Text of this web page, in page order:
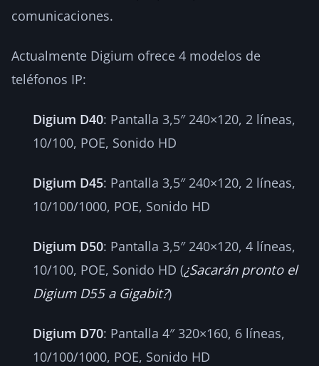
comunicaciones.
Actualmente Digium ofrece 4 modelos de
teléfonos IP:
Digium D40: Pantalla 3,5″ 240×120, 2 líneas,
10/100, POE, Sonido HD
Digium D45: Pantalla 3,5″ 240×120, 2 líneas,
10/100/1000, POE, Sonido HD
Digium D50: Pantalla 3,5″ 240×120, 4 líneas,
10/100, POE, Sonido HD (¿Sacarán pronto el
Digium D55 a Gigabit?)
Digium D70: Pantalla 4″ 320×160, 6 líneas,
10/100/1000, POE, Sonido HD